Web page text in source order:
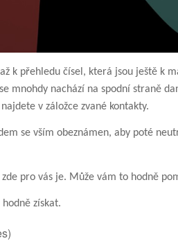
k přehledu čísel, která jsou ještě k
mnohdy nachází na spodní straně
v záložce zvané kontakty.
se vším obeznámen, aby poté
pro vás je. Může vám to hodně
získat.